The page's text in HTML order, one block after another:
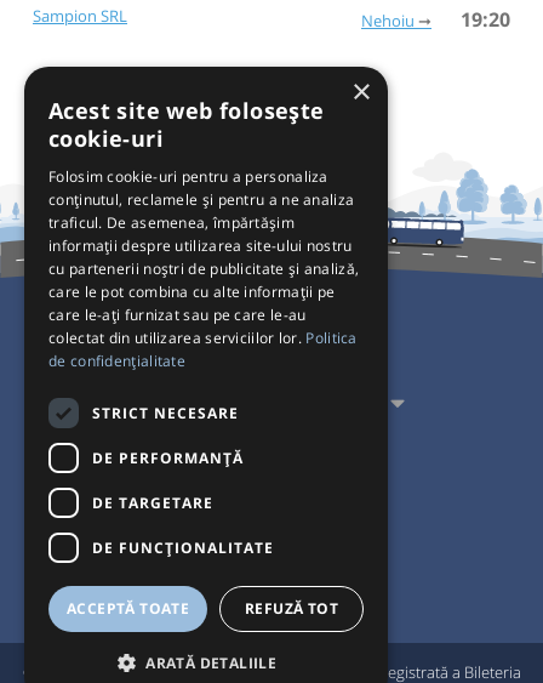
Sampion SRL Nehoiu 19:20
Pentru Călători
Pentru Transportatori
Interacționăm
Acceptăm plăți cu
© Bileteria 2004-2026 | Autogari.RO® este marcă înregistrată a Bileteria
×
Acest site web folosește
cookie-uri
Folosim cookie-uri pentru a personaliza
conținutul, reclamele și pentru a ne analiza
traficul. De asemenea, împărtășim
informații despre utilizarea site-ului nostru
cu partenerii noștri de publicitate și analiză,
care le pot combina cu alte informații pe
care le-ați furnizat sau pe care le-au
colectat din utilizarea serviciilor lor. Politica
de confidențialitate
STRICT NECESARE
DE PERFORMANȚĂ
DE TARGETARE
DE FUNCŢIONALITATE
ACCEPTĂ TOATE REFUZĂ TOT
ARATĂ DETALIILE